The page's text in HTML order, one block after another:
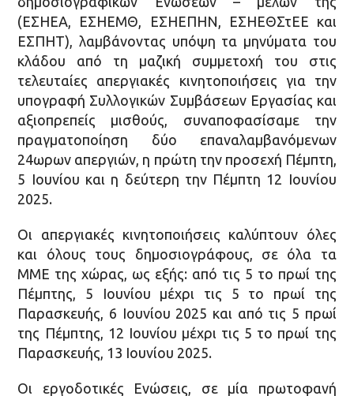
(ΕΣΗΕΑ, ΕΣΗΕΜΘ, ΕΣΗΕΠΗΝ, ΕΣΗΕΘΣτΕΕ και
ΕΣΠΗΤ), λαμβάνοντας υπόψη τα μηνύματα του
κλάδου από τη μαζική συμμετοχή του στις
τελευταίες απεργιακές κινητοποιήσεις για την
υπογραφή Συλλογικών Συμβάσεων Εργασίας και
αξιοπρεπείς μισθούς, συναποφασίσαμε την
πραγματοποίηση δύο επαναλαμβανόμενων
24ωρων απεργιών, η πρώτη την προσεχή Πέμπτη,
5 Ιουνίου και η δεύτερη την Πέμπτη 12 Ιουνίου
2025.
Οι απεργιακές κινητοποιήσεις καλύπτουν όλες
και όλους τους δημοσιογράφους, σε όλα τα
ΜΜΕ της χώρας, ως εξής: από τις 5 το πρωί της
Πέμπτης, 5 Ιουνίου μέχρι τις 5 το πρωί της
Παρασκευής, 6 Ιουνίου 2025 και από τις 5 πρωί
της Πέμπτης, 12 Ιουνίου μέχρι τις 5 το πρωί της
Παρασκευής, 13 Ιουνίου 2025.
Οι εργοδοτικές Ενώσεις, σε μία πρωτοφανή